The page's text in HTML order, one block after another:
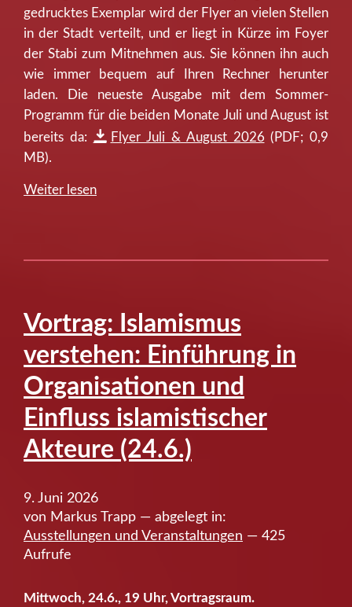
gedrucktes Exemplar wird der Flyer an vielen Stellen
in der Stadt verteilt, und er liegt in Kürze im Foyer
der Stabi zum Mitnehmen aus. Sie können ihn auch
wie immer bequem auf Ihren Rechner herunter
laden. Die neueste Ausgabe mit dem Sommer-
Programm für die beiden Monate Juli und August ist
bereits da:
Flyer Juli & August 2026 (PDF; 0,9
MB).
Weiter lesen“Stabi-
Vortrag: Islamismus
verstehen: Einführung in
Organisationen und
Einfluss islamistischer
Akteure (24.6.)
9. Juni 2026
von Markus Trapp — abgelegt in:
Ausstellungen und Veranstaltungen — 425
Aufrufe
Mittwoch, 24.6., 19 Uhr, Vortragsraum.